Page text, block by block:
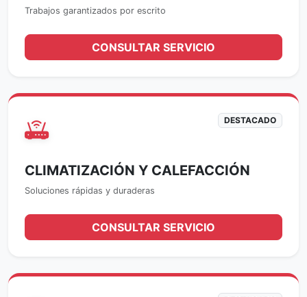
Trabajos garantizados por escrito
CONSULTAR SERVICIO
DESTACADO
CLIMATIZACIÓN Y CALEFACCIÓN
Soluciones rápidas y duraderas
CONSULTAR SERVICIO